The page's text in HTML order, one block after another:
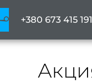
+380 673 415 191